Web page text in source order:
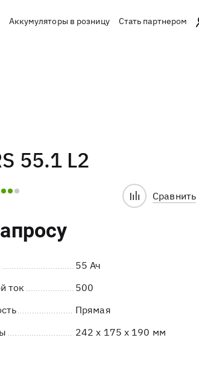
Аккумуляторы в розницу Стать партнером
55.1 L2
Сравнить
55 Ач
ток
500
Прямая
242 x 175 x 190 мм